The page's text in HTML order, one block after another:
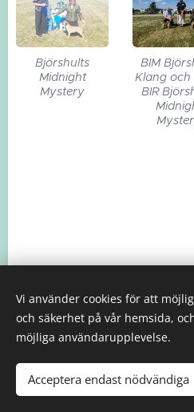
Björshults
Midnight
Mystery
BIM
Klang och
BIR
Marie Carlsson | Nyköping |
Epost:
BjörshultsKennel på
Vi använder cookies för att
och säkerhet på vår hemsida,
möjliga användarupplevelse.
Acceptera endast nödvändiga